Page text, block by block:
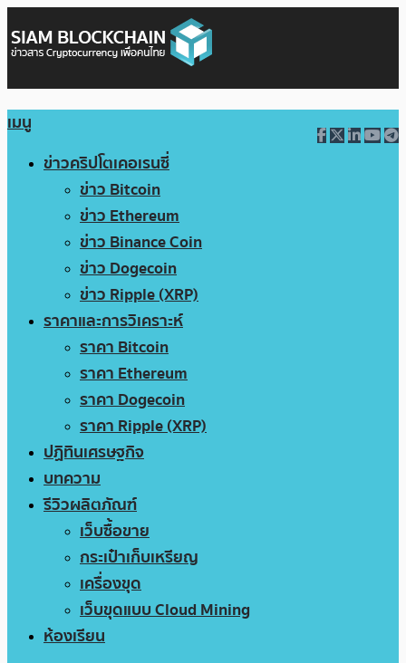
เมนู
ข่าวคริปโตเคอเรนซี่
ข่าว Bitcoin
ข่าว Ethereum
ข่าว Binance Coin
ข่าว Dogecoin
ข่าว Ripple (XRP)
ราคาและการวิเคราะห์
ราคา Bitcoin
ราคา Ethereum
ราคา Dogecoin
ราคา Ripple (XRP)
ปฏิทินเศรษฐกิจ
บทความ
รีวิวผลิตภัณฑ์
เว็บซื้อขาย
กระเป๋าเก็บเหรียญ
เครื่องขุด
เว็บขุดแบบ Cloud Mining
ห้องเรียน